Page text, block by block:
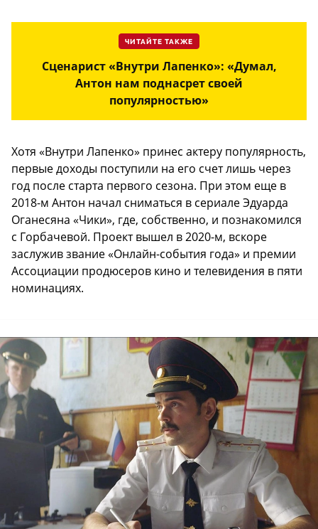
ЧИТАЙТЕ ТАКЖЕ
Сценарист «Внутри Лапенко»: «Думал,
Антон нам поднасрет своей
популярностью»
Хотя «Внутри Лапенко» принес актеру популярность,
первые доходы поступили на его счет лишь через
год после старта первого сезона. При этом еще в
2018-м Антон начал сниматься в сериале Эдуарда
Оганесяна «Чики», где, собственно, и познакомился
с Горбачевой. Проект вышел в 2020-м, вскоре
заслужив звание «Онлайн-события года» и премии
Ассоциации продюсеров кино и телевидения в пяти
номинациях.